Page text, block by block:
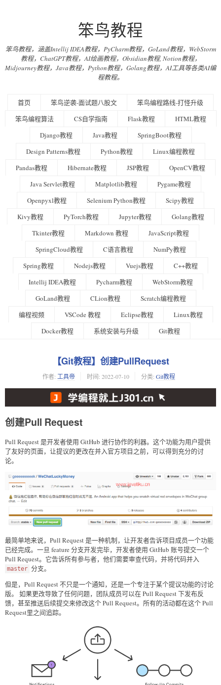
笨鸟教程
笨鸟教程，涵盖Intellij IDEA教程，PyCharm教程，GoLand教程，WebStorm
教程，ChatGPT教程，AI绘画教程，Obsidian教程, Notion教程，
Midjourney教程，Java教程，Python教程，Golang教程，AI工具等各类AI编
程教程。
首页 笨鸟逆袭-面试题八股文
笨鸟编程路线-打怪升级
笨鸟编程算法
CS自学指南 Flask教程
HTML教程
Django教程
Java教程
SpringBoot教程
Design Patterns教程
Python教程
Linux编程教程
Pandas教程
Hibernate教程 JSP教程
OpenCV教程
Java Servlet教程
Matplotlib教程
Pygame教程
Openpyxl教程
Selenium Python教程
Scipy教程
Kivy教程
PyTorch教程 Jupyter教程
Golang教程
Tkinter教程
Markdown 教程
JavaScript教程
SpringCloud教程
C语言教程
NumPy教程
Spring教程
Nodejs教程 Vuejs教程
C++教程
Intellij IDEA教程
Pycharm教程
WebStorm教程
GoLand教程
CLion教程
Scratch编程教程
编程视频
VSCode 教程 Eclipse教程
Linux教程
Docker教程
系统安装与升级 Git教程
【Git教程】创建PullRequest
作者: 工具帝 时间: 2022-07-10 分类: Git教程
创建Pull Request
Pull Request 是开发者使用 GitHub 进行协作的利器。这个功能为用户提供
了友好的页面，让提议的更改在并入官方项目之前，可以得到充分的讨
论。
最简单地来说，Pull Request 是一种机制，让开发者告诉项目成员一个功能
已经完成。一旦 feature 分支开发完毕，开发者使用 GitHub 账号提交一个
Pull Request。它告诉所有参与者，他们需要审查代码，并将代码并入
master 分支。
但是，Pull Request 不只是一个通知，还是一个专注于某个提议功能的讨论
版。 如果更改导致了任何问题，团队成员可以在 Pull Request 下发布反
馈，甚至推送后续提交来修改这个 Pull Request。所有的活动都在这个 Pull
Request里之间追踪。